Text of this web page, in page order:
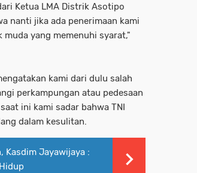
Ketua LMA Distrik Asotipo
nanti jika ada penerimaan kami
yang memenuhi syarat,"
kami dari dulu salah
perkampungan atau pedesaan
ini kami sadar bahwa TNI
dalam kesulitan.
Kasdim Jayawijaya :